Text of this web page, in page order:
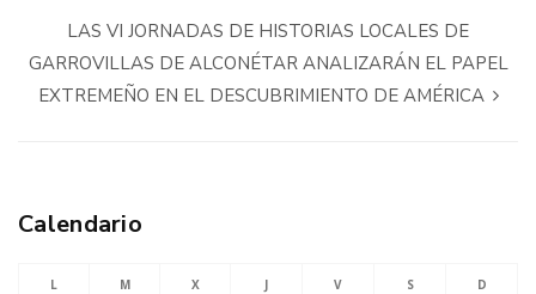
LAS VI JORNADAS DE HISTORIAS LOCALES DE
GARROVILLAS DE ALCONÉTAR ANALIZARÁN EL PAPEL
EXTREMEÑO EN EL DESCUBRIMIENTO DE AMÉRICA
Calendario
L M X J V S D